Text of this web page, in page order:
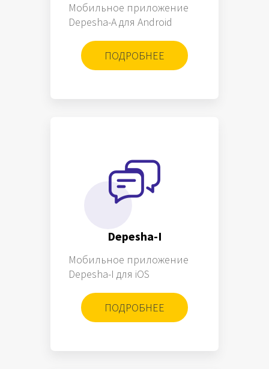
Мобильное приложение
Depesha-A для Android
ПОДРОБНЕЕ
Depesha-I
Мобильное приложение
Depesha-I для iOS
ПОДРОБНЕЕ